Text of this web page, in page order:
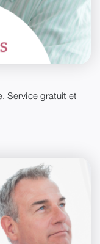
Service gratuit et